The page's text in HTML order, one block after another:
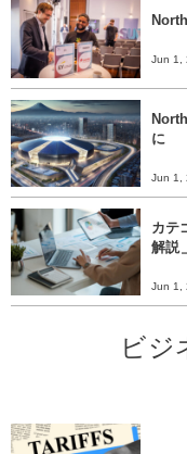
Jun 1,
に
Jun 1,
カテ
解説＿
Jun 1,
ビジ